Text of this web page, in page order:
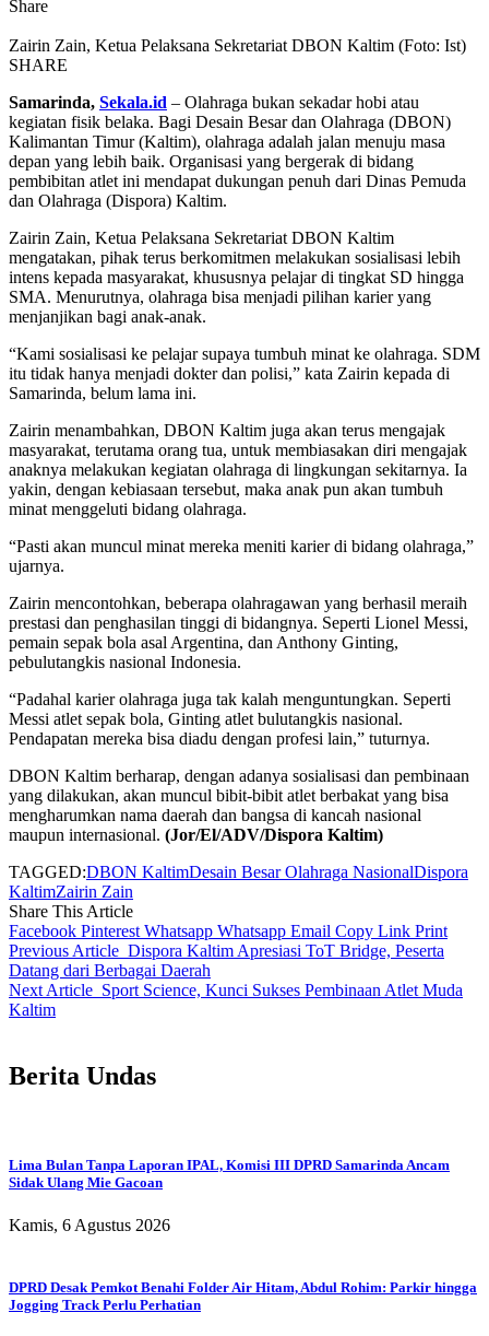
Share
Zairin Zain, Ketua Pelaksana Sekretariat DBON Kaltim (Foto: Ist)
SHARE
Samarinda, Sekala.id – Olahraga bukan sekadar hobi atau
kegiatan fisik belaka. Bagi Desain Besar dan Olahraga (DBON)
Kalimantan Timur (Kaltim), olahraga adalah jalan menuju masa
depan yang lebih baik. Organisasi yang bergerak di bidang
pembibitan atlet ini mendapat dukungan penuh dari Dinas Pemuda
dan Olahraga (Dispora) Kaltim.
Zairin Zain, Ketua Pelaksana Sekretariat DBON Kaltim
mengatakan, pihak terus berkomitmen melakukan sosialisasi lebih
intens kepada masyarakat, khususnya pelajar di tingkat SD hingga
SMA. Menurutnya, olahraga bisa menjadi pilihan karier yang
menjanjikan bagi anak-anak.
“Kami sosialisasi ke pelajar supaya tumbuh minat ke olahraga. SDM
itu tidak hanya menjadi dokter dan polisi,” kata Zairin kepada di
Samarinda, belum lama ini.
Zairin menambahkan, DBON Kaltim juga akan terus mengajak
masyarakat, terutama orang tua, untuk membiasakan diri mengajak
anaknya melakukan kegiatan olahraga di lingkungan sekitarnya. Ia
yakin, dengan kebiasaan tersebut, maka anak pun akan tumbuh
minat menggeluti bidang olahraga.
“Pasti akan muncul minat mereka meniti karier di bidang olahraga,”
ujarnya.
Zairin mencontohkan, beberapa olahragawan yang berhasil meraih
prestasi dan penghasilan tinggi di bidangnya. Seperti Lionel Messi,
pemain sepak bola asal Argentina, dan Anthony Ginting,
pebulutangkis nasional Indonesia.
“Padahal karier olahraga juga tak kalah menguntungkan. Seperti
Messi atlet sepak bola, Ginting atlet bulutangkis nasional.
Pendapatan mereka bisa diadu dengan profesi lain,” tuturnya.
DBON Kaltim berharap, dengan adanya sosialisasi dan pembinaan
yang dilakukan, akan muncul bibit-bibit atlet berbakat yang bisa
mengharumkan nama daerah dan bangsa di kancah nasional
maupun internasional. (Jor/El/ADV/Dispora Kaltim)
TAGGED:DBON KaltimDesain Besar Olahraga NasionalDispora
KaltimZairin Zain
Share This Article
Facebook Pinterest Whatsapp Whatsapp Email Copy Link Print
Previous Article Dispora Kaltim Apresiasi ToT Bridge, Peserta
Datang dari Berbagai Daerah
Next Article Sport Science, Kunci Sukses Pembinaan Atlet Muda
Kaltim
Berita Undas
Lima Bulan Tanpa Laporan IPAL, Komisi III DPRD Samarinda Ancam
Sidak Ulang Mie Gacoan
Kamis, 6 Agustus 2026
DPRD Desak Pemkot Benahi Folder Air Hitam, Abdul Rohim: Parkir hingga
Jogging Track Perlu Perhatian